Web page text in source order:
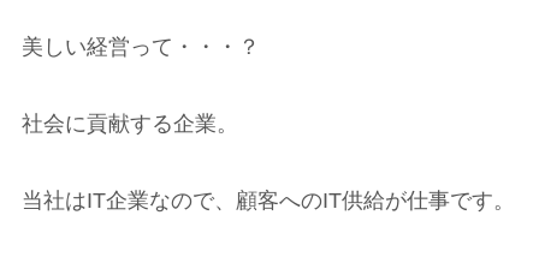
美しい経営って・・・？
社会に貢献する企業。
当社はIT企業なので、顧客へのIT供給が仕事です。